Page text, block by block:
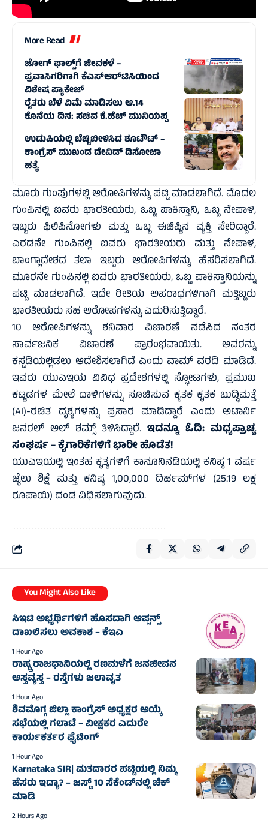
More Read
ಜೋಗ್‌ ಫಾಲ್ಸ್‌ಗೆ ಜೀವಕಳೆ –
ಪ್ರವಾಸಿಗರಿಗಾಗಿ ಕೆಎಸ್ಆರ್‌ಟಿಸಿಯಿಂದ
ವಿಶೇಷ ಪ್ಯಾಕೇಜ್
ರೈತರು ಬೆಳೆ ವಿಮೆ ಮಾಡಿಸಲು ಆ.14
ಕೊನೆಯ ದಿನ: ಸಚಿವ ಕೆ.ಹೆಚ್ ಮುನಿಯಪ್ಪ
ಉಡುಪಿಯಲ್ಲಿ ಬೆಚ್ಚಿಬೀಳಿಸಿದ ಶೂಟೌಟ್ –
ಕಾಂಗ್ರೆಸ್ ಮುಖಂಡ ಡೇವಿಡ್ ಡಿಸೋಜಾ
ಹತ್ಯೆ
ಮೂರು ಗುಂಪುಗಳಲ್ಲಿ ಆರೋಪಿಗಳನ್ನು ಪಟ್ಟಿ ಮಾಡಲಾಗಿದೆ. ಮೊದಲ
ಗುಂಪಿನಲ್ಲಿ ಐವರು ಭಾರತೀಯರು, ಒಬ್ಬ ಪಾಕಿಸ್ತಾನಿ, ಒಬ್ಬ ನೇಪಾಳಿ,
ಇಬ್ಬರು ಫಿಲಿಪಿನೋಗಳು ಮತ್ತು ಒಬ್ಬ ಈಜಿಪ್ಟಿನ ವ್ಯಕ್ತಿ ಸೇರಿದ್ದಾರೆ.
ಎರಡನೇ ಗುಂಪಿನಲ್ಲಿ ಐವರು ಭಾರತೀಯರು ಮತ್ತು ನೇಪಾಳ,
ಬಾಂಗ್ಲಾದೇಶದ ತಲಾ ಇಬ್ಬರು ಆರೋಪಿಗಳನ್ನು ಹೆಸರಿಸಲಾಗಿದೆ.
ಮೂರನೇ ಗುಂಪಿನಲ್ಲಿ ಐವರು ಭಾರತೀಯರು, ಒಬ್ಬ ಪಾಕಿಸ್ತಾನಿಯನ್ನು
ಪಟ್ಟಿ ಮಾಡಲಾಗಿದೆ. ಇದೇ ರೀತಿಯ ಅಪರಾಧಗಳಿಗಾಗಿ ಮತ್ತಿಬ್ಬರು
ಭಾರತೀಯರು ಸಹ ಆರೋಪಗಳನ್ನು ಎದುರಿಸುತ್ತಿದ್ದಾರೆ.
10 ಆರೋಪಿಗಳನ್ನು ಶನಿವಾರ ವಿಚಾರಣೆ ನಡೆಸಿದ ನಂತರ
ಸಾರ್ವಜನಿಕ ವಿಚಾರಣೆ ಪ್ರಾರಂಭವಾಯಿತು. ಅವರನ್ನು
ಕಸ್ಟಡಿಯಲ್ಲಿಡಲು ಆದೇಶಿಸಲಾಗಿದೆ ಎಂದು ವಾಮ್ ವರದಿ ಮಾಡಿದೆ.
ಇವರು ಯುಎಇಯ ವಿವಿಧ ಪ್ರದೇಶಗಳಲ್ಲಿ ಸ್ಫೋಟಗಳು, ಪ್ರಮುಖ
ಕಟ್ಟಡಗಳ ಮೇಲೆ ದಾಳಿಗಳನ್ನು ಸೂಚಿಸುವ ಕೃತಕ ಕೃತಕ ಬುದ್ಧಿಮತ್ತೆ
(AI)-ರಚಿತ ದೃಶ್ಯಗಳನ್ನು ಪ್ರಸಾರ ಮಾಡಿದ್ದಾರೆ ಎಂದು ಅಟಾರ್ನಿ
ಜನರಲ್ ಅಲ್ ಶಮ್ಸ್ ತಿಳಿಸಿದ್ದಾರೆ. ಇದನ್ನೂ ಓದಿ: ಮಧ್ಯಪ್ರಾಚ್ಯ
ಸಂಘರ್ಷ – ಕೈಗಾರಿಕೆಗಳಿಗೆ ಭಾರೀ ಹೊಡೆತ!
ಯುಎಇಯಲ್ಲಿ ಇಂತಹ ಕೃತ್ಯಗಳಿಗೆ ಕಾನೂನಿನಡಿಯಲ್ಲಿ ಕನಿಷ್ಠ 1 ವರ್ಷ
ಜೈಲು ಶಿಕ್ಷೆ ಮತ್ತು ಕನಿಷ್ಠ 1,00,000 ದಿರ್ಹಮ್‌ಗಳ (25.19 ಲಕ್ಷ
ರೂಪಾಯಿ) ದಂಡ ವಿಧಿಸಲಾಗುವುದು.
You Might Also Like
ಸಿಇಟಿ ಅಭ್ಯರ್ಥಿಗಳಿಗೆ ಹೊಸದಾಗಿ ಆಪ್ಷನ್ಸ್
ದಾಖಲಿಸಲು ಅವಕಾಶ – ಕೆಇಎ
1 Hour Ago
ರಾಷ್ಟ್ರ ರಾಜಧಾನಿಯಲ್ಲಿ ರಣಮಳೆಗೆ ಜನಜೀವನ
ಅಸ್ತವ್ಯಸ್ತ – ರಸ್ತೆಗಳು ಜಲಾವೃತ
1 Hour Ago
ಶಿವಮೊಗ್ಗ ಜಿಲ್ಲಾ ಕಾಂಗ್ರೆಸ್ ಅಧ್ಯಕ್ಷರ ಆಯ್ಕೆ
ಸಭೆಯಲ್ಲಿ ಗಲಾಟೆ – ವೀಕ್ಷಕರ ಎದುರೇ
ಕಾರ್ಯಕರ್ತರ ಫೈಟಿಂಗ್
1 Hour Ago
Karnataka SIR| ಮತದಾರರ ಪಟ್ಟಿಯಲ್ಲಿ ನಿಮ್ಮ
ಹೆಸರು ಇದ್ಯಾ? – ಜಸ್ಟ್‌ 10 ಸೆಕೆಂಡ್‌ನಲ್ಲಿ ಚೆಕ್‌
ಮಾಡಿ
2 Hours Ago